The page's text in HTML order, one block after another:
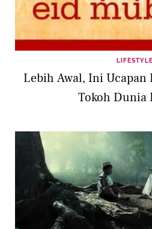
LIFESTYLE
Lebih Awal, Ini Ucapan
Tokoh Dunia